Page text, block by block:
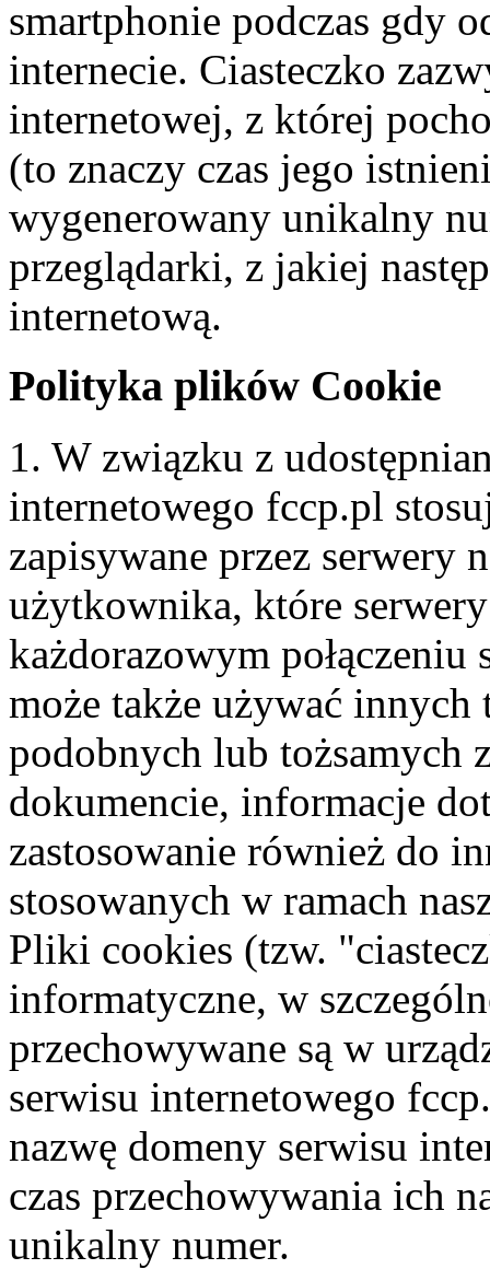
smartphonie podczas gdy
internecie. Ciasteczko
internetowej, z której
(to znaczy czas jego
wygenerowany unikalny
przeglądarki, z jakiej
internetową.
Polityka plików Cookie
1. W związku z
internetowego fccp.pl
zapisywane przez serwery
użytkownika, które
każdorazowym połączeniu
może także używać
podobnych lub tożsamych
dokumencie, informacje
zastosowanie również do
stosowanych w ramach
Pliki cookies (tzw.
informatyczne, w
przechowywane są w
serwisu internetowego
nazwę domeny serwisu
czas przechowywania ich
unikalny numer.